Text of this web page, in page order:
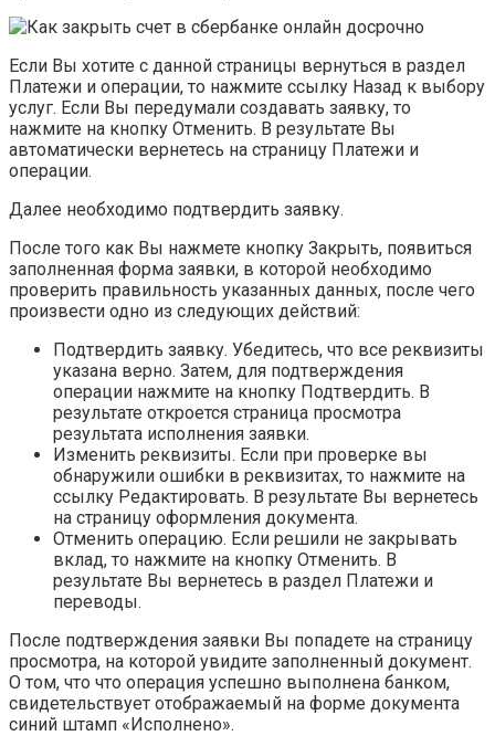
Если Вы хотите с данной страницы вернуться в раздел
Платежи и операции, то нажмите ссылку Назад к выбору
услуг. Если Вы передумали создавать заявку, то
нажмите на кнопку Отменить. В результате Вы
автоматически вернетесь на страницу Платежи и
операции.
Далее необходимо подтвердить заявку.
После того как Вы нажмете кнопку Закрыть, появиться
заполненная форма заявки, в которой необходимо
проверить правильность указанных данных, после чего
произвести одно из следующих действий:
Подтвердить заявку. Убедитесь, что все реквизиты
указана верно. Затем, для подтверждения
операции нажмите на кнопку Подтвердить. В
результате откроется страница просмотра
результата исполнения заявки.
Изменить реквизиты. Если при проверке вы
обнаружили ошибки в реквизитах, то нажмите на
ссылку Редактировать. В результате Вы вернетесь
на страницу оформления документа.
Отменить операцию. Если решили не закрывать
вклад, то нажмите на кнопку Отменить. В
результате Вы вернетесь в раздел Платежи и
переводы.
После подтверждения заявки Вы попадете на страницу
просмотра, на которой увидите заполненный документ.
О том, что что операция успешно выполнена банком,
свидетельствует отображаемый на форме документа
синий штамп «Исполнено».